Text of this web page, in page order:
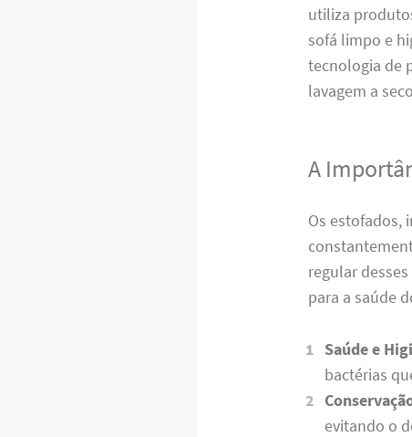
utiliza
sofá limpo e
tecnologia de
lavagem a
A
Os estofados,
regular
para a saúde
Saúde e
bactérias
evitando o